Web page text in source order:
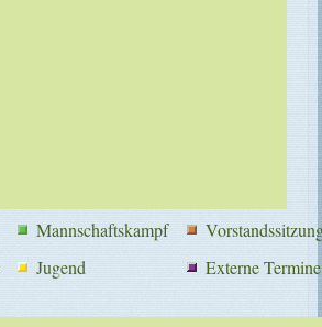
Mannschaftskampf
Jugend Externe Termine